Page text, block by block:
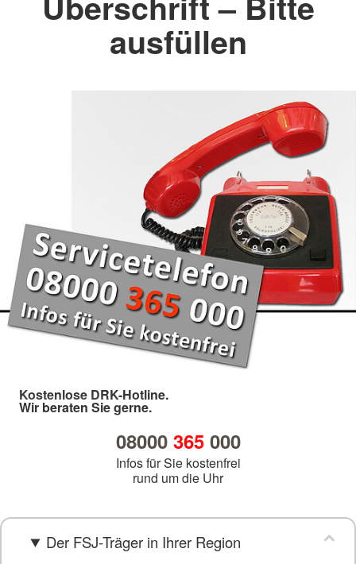
ausfüllen
Kostenlose DRK-Hotline.
Wir beraten Sie gerne.
08000 365000
Infos für Sie kostenfrei
rund um die Uhr
Der FSJ-Träger in Ihrer Region